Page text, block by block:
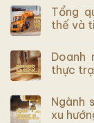
Tổng
thế và
Doanh
thực
Ngành
xu